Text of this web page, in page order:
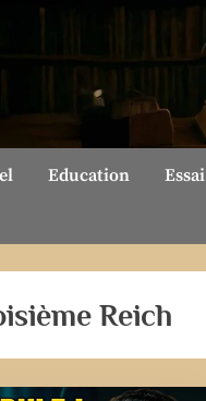
Education Essai
Reich